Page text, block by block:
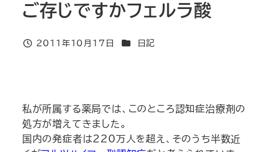
ご存じですかフェルラ酸
投稿日
2011年10月17日 カテゴリー
日記
私が所属する薬局では、このところ認知症治療剤の
処方が増えてきました。
国内の発症者は220万人を超え、そのうち半数近